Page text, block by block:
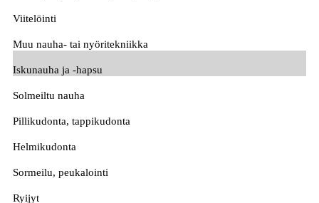
Viitelöinti
Muu nauha- tai nyöritekniikka
Iskunauha ja -hapsu
Solmeiltu nauha
Pillikudonta, tappikudonta
Helmikudonta
Sormeilu, peukalointi
Ryijyt